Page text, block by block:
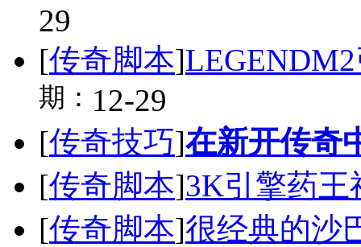
29
[传奇脚本]
期： 12-29
[传奇技巧]在新开传奇
[传奇脚本]3K引擎药王
[传奇脚本]很经典的沙